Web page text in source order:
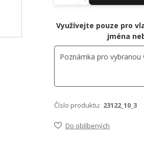
Využívejte pouze pro
jména
Číslo produktu: 23122_10_3
Do oblíbených